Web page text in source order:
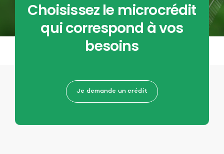
Choisissez le microcrédit
qui correspond à vos
besoins
Je demande un crédit